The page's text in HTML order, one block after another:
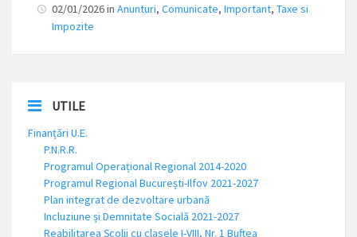
02/01/2026 in Anunturi, Comunicate, Important, Taxe si
Impozite
UTILE
Finanțări U.E.
P.N.R.R.
Programul Operațional Regional 2014-2020
Programul Regional București-Ilfov 2021-2027
Plan integrat de dezvoltare urbană
Incluziune și Demnitate Socială 2021-2027
Reabilitarea Școlii cu clasele I-VIII, Nr. 1 Buftea